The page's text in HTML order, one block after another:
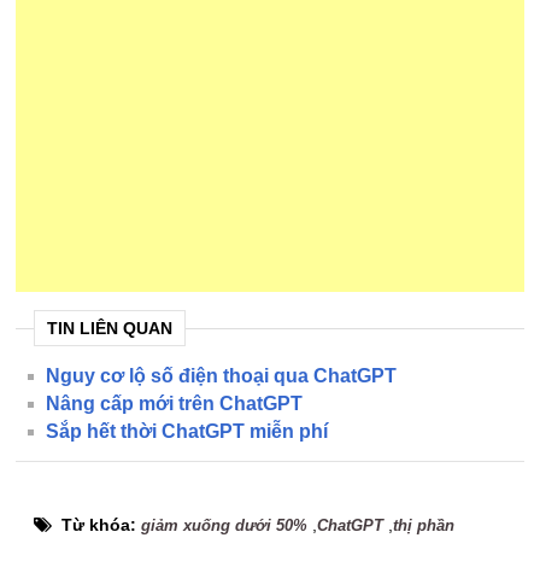
TIN LIÊN QUAN
Nguy cơ lộ số điện thoại qua ChatGPT
Nâng cấp mới trên ChatGPT
Sắp hết thời ChatGPT miễn phí
Từ khóa:giảm xuống dưới 50% ,ChatGPT,thị phần